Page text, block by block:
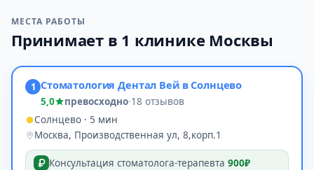
МЕСТА РАБОТЫ
Принимает в 1 клинике Москвы
1 Стоматология Дентал Вей в Солнцево
5,0 превосходно·18 отзывов
Солнцево · 5 мин
Москва, Производственная ул, 8,корп.1
Консультация стоматолога-терапевта 900₽